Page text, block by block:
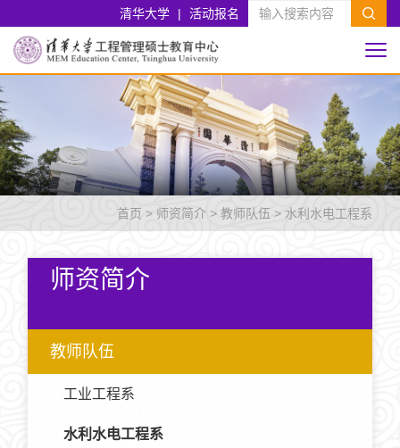
清华大学 | 活动报名
首页 > 师资简介 >教师队伍 > 水利水电工程系
师资简介
教师队伍
工业工程系
水利水电工程系